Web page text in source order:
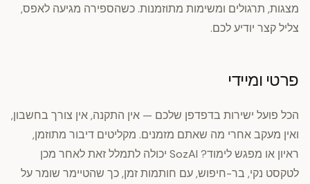
מצגות, תרגולים ומשימות מתוזמנות. כשהספירה מגיעה לאפס,
צליל קצר יודיע לכם.
פרטי ומיידי
הכל פועל ישירות בדפדפן שלכם — אין התקנה, אין צורך בחשבון,
ואין מעקב אחרי מה שאתם מזמנים. מקליטים דיבור מתוזמן,
ראיון או מפגש לימוד? SozAI יכולה לתמלל זאת לאחר מכן
לטקסט נקי, בר-חיפוש, עם חותמות זמן, כך שהטיימר שומר על